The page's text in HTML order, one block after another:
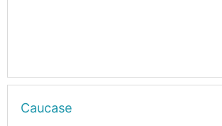
Caucase